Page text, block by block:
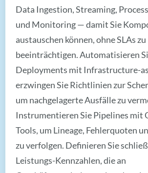
Data Ingestion, Streaming,
und Monitoring — damit Sie
austauschen können, ohne SLAs zu
beeinträchtigen. Automatisieren
Deployments mit Infrastructure-
erzwingen Sie Richtlinien zur
um nachgelagerte Ausfälle zu
Instrumentieren Sie Pipelines mit
Tools, um Lineage, Fehlerquoten
zu verfolgen. Definieren Sie
Leistungs-Kennzahlen, die an